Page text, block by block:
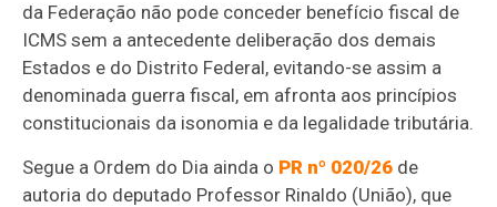
da Federação não pode conceder benefício fiscal de
ICMS sem a antecedente deliberação dos demais
Estados e do Distrito Federal, evitando-se assim a
denominada guerra fiscal, em afronta aos princípios
constitucionais da isonomia e da legalidade tributária.
Segue a Ordem do Dia ainda o PR nº 020/26 de
autoria do deputado Professor Rinaldo (União), que